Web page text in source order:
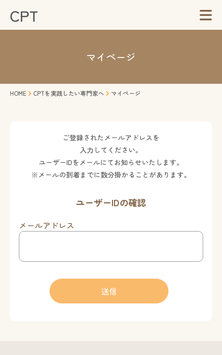
CPT
マイページ
HOME CPTを実践したい専門家へ マイページ
ご登録されたメールアドレスを
入力してください。
ユーザーIDをメールにてお知らせいたします。
※メールの到着までに数分掛かることがあります。
ユーザーIDの確認
メールアドレス